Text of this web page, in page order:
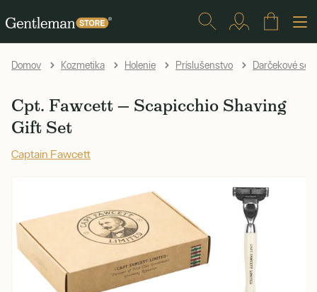
Domov Kozmetika Holenie Príslušenstvo Darčekové sety
Cpt. Fawcett — Scapicchio Shaving
Gift Set
Captain Fawcett